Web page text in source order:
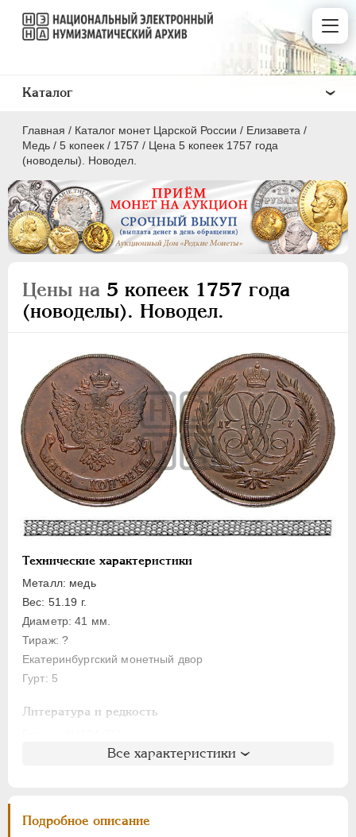
Главная / Каталог монет Царской России / Елизавета /
Медь / 5 копеек / 1757 / Цена 5 копеек 1757 года
(новоделы). Новодел.
Цены на 5 копеек 1757 года
(новоделы). Новодел.
Технические характеристики
Металл: медь
Вес: 51.19 г.
Диаметр: 41 мм.
Тираж: ?
Екатеринбургский монетный двор
Гурт: 5
Литература и редкость
: не вошла в описание
Семёнов: 178 (F7)
Все характеристики
Подробное описание
Каталог
ПEТР I 1699 - 1725
ЕКАТЕРИНА I 1725-1727
АННА ИОАННОВНА 1730-1740
ИОАНН АНТОНОВИЧ 1740-1741
Золото
Серебро
Медь
5 копеек
2 копейки
1 копейка
Денга
Полушка
Для Пруссии
Ливонезы
Монетовидные
ПЕТР III 1762-1762
ЕКАТЕРИНА II
ПАВЕЛ I 1796-1801
1826-1855
НИКОЛАЙ II 1894-1917